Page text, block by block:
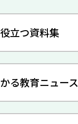
立つ資料集
る教育ニュース